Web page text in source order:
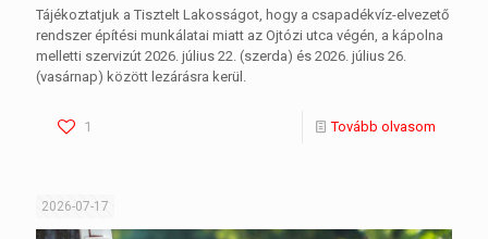
Tájékoztatjuk a Tisztelt Lakosságot, hogy a csapadékvíz-elvezető
rendszer építési munkálatai miatt az Ojtózi utca végén, a kápolna
melletti szervizút 2026. július 22. (szerda) és 2026. július 26.
(vasárnap) között lezárásra kerül.
1 Tovább olvasom
2026-07-17